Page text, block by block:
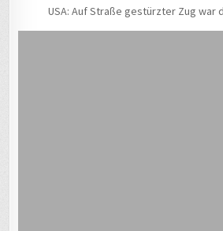
USA: Auf Straße gestürzter Zug war